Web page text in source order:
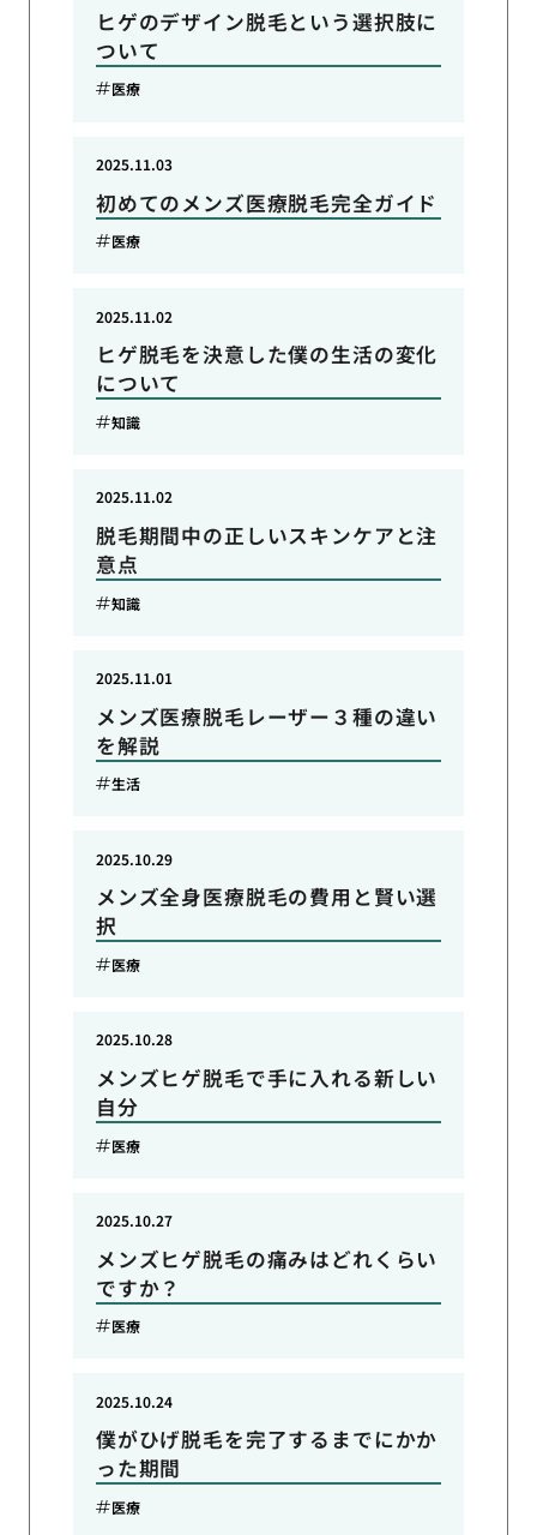
ヒゲのデザイン脱毛という選択肢に
ついて
医療
初めてのメンズ医療脱毛完全ガイド
2025.11.03
医療
ヒゲ脱毛を決意した僕の生活の変化
について
2025.11.02
知識
脱毛期間中の正しいスキンケアと注
意点
2025.11.02
知識
メンズ医療脱毛レーザー３種の違い
を解説
2025.11.01
生活
メンズ全身医療脱毛の費用と賢い選
択
2025.10.29
医療
メンズヒゲ脱毛で手に入れる新しい
自分
2025.10.28
医療
メンズヒゲ脱毛の痛みはどれくらい
ですか？
2025.10.27
医療
僕がひげ脱毛を完了するまでにかか
った期間
2025.10.24
医療